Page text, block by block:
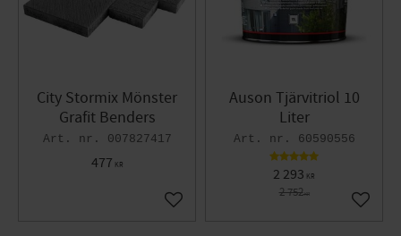
City Stormix Mönster
Grafit Benders
007827417
477 KR
Lägg till i favoriter
Auson Tjärvitriol 10
Liter
60590556
2 293 KR
2 752KR
Lägg